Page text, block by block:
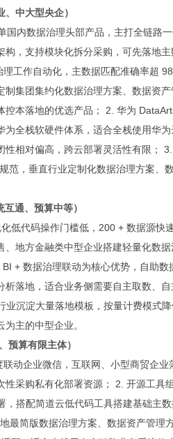
中大型央企）
内数据治理头部产品，主打全链路
，支持模块化拆分采购，可先落地主
工作自动化，主数据匹配准确率超
集团集约化数据治理方案、数据资
本落地的优选产品； 2. 华为
全栈软硬件体系，适合全栈使用华
相对偏高，跨云部署灵活性有限；
范，垂直行业定制化数据治理方案、
通、预算中等）
低代码操作门槛低，200 + 数据源快
地方金融类中型企业搭建轻量化数
+ 数据治理联动为核心优势，自助数
落地，适合业务侧需要自主取数、
沉淀大量落地模板，按量计费模式
主的中型企业。
预算有限主体）
动企业微信，互联网、小型商贸企
采购私有化部署资源； 2. 开源工具
搭配简道云低代码工具搭建基础主
最简版数据治理方案、数据资产管理